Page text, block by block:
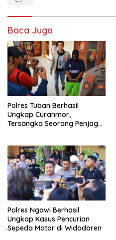
Baca Juga
Polres Tuban Berhasil
Ungkap Curanmor,
Tersangka Seorang Penjaga
Polres Ngawi Berhasil
Ungkap Kasus Pencurian
Sepeda Motor di Widodaren